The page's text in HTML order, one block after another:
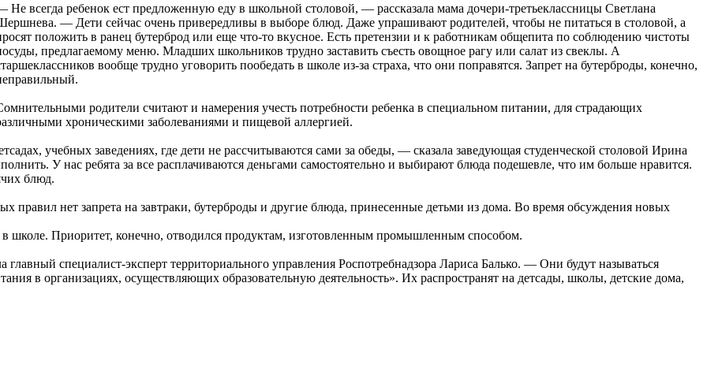
Не всегда ребенок ест предложенную еду в школьной столовой, — рассказала мама дочери-третьеклассницы Светлана
— Дети сейчас очень привередливы в выборе блюд. Даже упрашивают родителей, чтобы не питаться в столовой, а
положить в ранец бутерброд или еще что-то вкусное. Есть претензии и к работникам общепита по соблюдению чистоты
предлагаемому меню. Младших школьников трудно заставить съесть овощное рагу или салат из свеклы. А
вообще трудно уговорить пообедать в школе из-за страха, что они поправятся. Запрет на бутерброды, конечно,
родители считают и намерения учесть потребности ребенка в специальном питании, для страдающих
хроническими заболеваниями и пищевой аллергией.
учебных заведениях, где дети не рассчитываются сами за обеды, — сказала заведующая студенческой столовой Ирина
У нас ребята за все расплачиваются деньгами самостоятельно и выбирают блюда подешевле, что им больше нравится.
блюд.
правил нет запрета на завтраки, бутерброды и другие блюда, принесенные детьми из дома. Во время обсуждения новых
в школе. Приоритет, конечно, отводился продуктам, изготовленным промышленным способом.
специалист-эксперт территориального управления Роспотребнадзора Лариса Балько. — Они будут называться
в организациях, осуществляющих образовательную деятельность». Их распространят на детсады, школы, детские дома,